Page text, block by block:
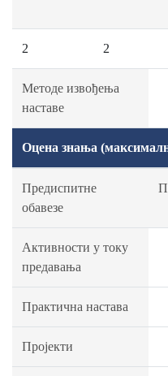
2 2
Методе извођења
наставе
Оцена знања
Предиспитне
обавезе
Активности у току
предавања
Практична настава
Пројекти